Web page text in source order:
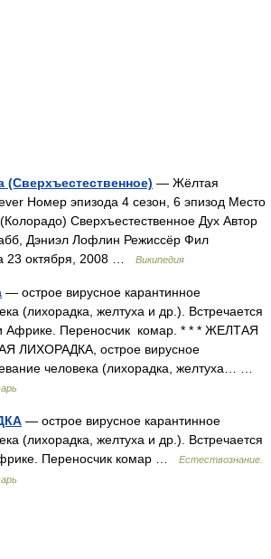
(Сверхъестественное) — Жёлтая
Номер эпизода 4 сезон, 6 эпизод Место
Сверхъестественное Дух Автор
Дэниэл Лофлин Режиссёр Фил
23 октября, 2008 …
Википедия
— острое вирусное карантинное
(лихорадка, желтуха и др.). Встречается
Африке. Переносчик комар. * * * ЖЕЛТАЯ
ЛИХОРАДКА, острое вирусное
человека (лихорадка, желтуха… …
— острое вирусное карантинное
(лихорадка, желтуха и др.). Встречается
Переносчик комар …
Естествознание.